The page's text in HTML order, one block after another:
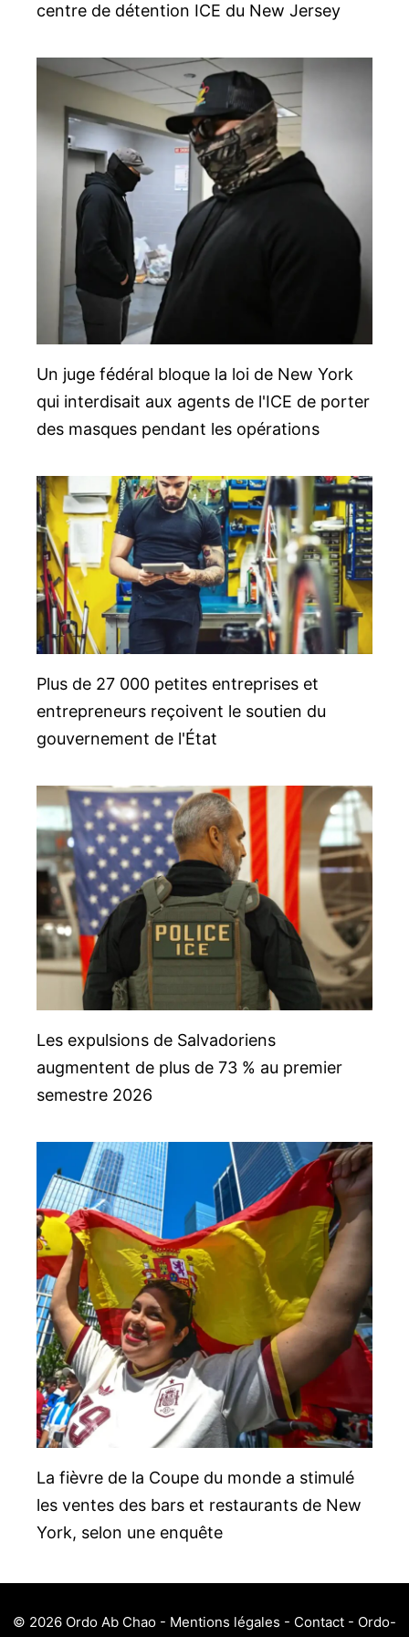
centre de détention ICE du New Jersey
Un juge fédéral bloque la loi de New York
qui interdisait aux agents de l'ICE de porter
des masques pendant les opérations
Plus de 27 000 petites entreprises et
entrepreneurs reçoivent le soutien du
gouvernement de l'État
Les expulsions de Salvadoriens
augmentent de plus de 73 % au premier
semestre 2026
La fièvre de la Coupe du monde a stimulé
les ventes des bars et restaurants de New
York, selon une enquête
© 2026 Ordo Ab Chao - Mentions légales - Contact - Ordo-